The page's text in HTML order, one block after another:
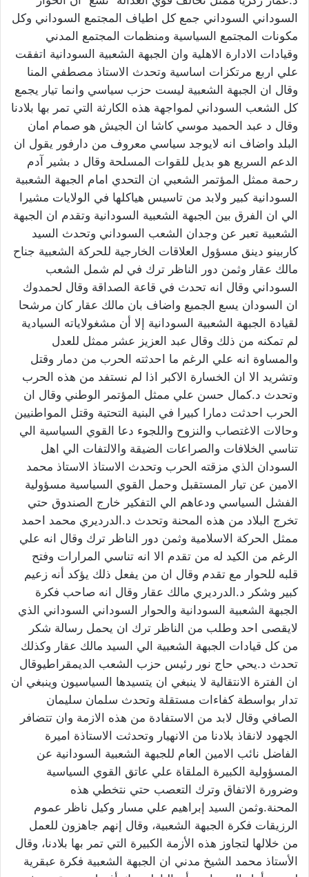
السوداني السوداني جمع كل اطياف المجتمع السوداني وكل
مكونات المجتمع السياسية ومنظمات المجتمع المدني
وقيادات الادارة الاهلية وان الجبهة الشعبية السودانية اتفقت
علي اربع مرتكزات اساسية وتحدث الاستاذ مصطفي المنا
وقال ان الجبهة الشعبية ليست حزب سياسي وانما تيار يجمع
كل الشعب السوداني لمواجهة هذه الكارثة التي تمر بها بلادنا
وقال د عبد الحميد موسي كاشا ان الجيش هو صمام امان
البلد واضاف انه لايوجد سياسي معروف من دارفور يقول ان
الدعم السريع هو بديل للقوات المسلحة وقال د بشير آدم
رحمة ممثل المؤتمر الشعبي ان التحدي امام الجبهة الشعبية
السودانية كبير ولابد من تاسيس هياكلها في الولايات مشيرا
الي ان الفرق بين الجبهة الشعبية السودانية وتقدم ان الجبهة
الشعبية تعبر عن وجدان الشعب السوداني وتحدث السيد
كاربينو دينق مسؤول العلاقات الخارجية للحركة الشعبية جناح
مالك عقار وثمن دور الناظر ترك في لم شمل الشعب
السوداني وقال انه تحدث في قاعة الصداقة وقال لحمدوك
ان السودان يسع الجميع واضاف بان مالك عقار كان مرشحا
لقيادة الجبهة الشعبية السودانية إلا أن مشغولاياته السيادية
لم تمكنه من ذلك وقال عبد العزيز عشر ممثل للعدل
والمساوة انه علي الرغم ما احدثته الحرب من دمار وقتل
وتشريد الا ان الخسارة الاكبر اذا لم نستفد من هذه الحرب
وتحدث د.كمال حسن علي ممثل المؤتمر الوطني وقال ان
الحرب احدثت دمارا كبيرا في البنية التحتية وقتل المواطنيين
وحالات الاغتصاب والنزوح واللجوء دعا القوي السياسية الي
تناسي الخلافات والصراعات الضيقة والالتفات الي اهل
السودان الذي مزقته الحرب وتحدث الاستاذ الاستاذ محمد
الامين عن تيار المستقبل وحمل القوي السياسية مسؤولية
الفشل السياسي ودعاهم الي التفكير خارج الصندوق حتي
تخرج البلاد من هذه المحنة وتحدث د.الدرديري محمد احمد
ممثل الحركة الاسلامية وثمن دور الناظر ترك وقال انه علي
الرغم من الكيد له من تقدم الا انه تناسي المرارات وفتح
قلبه للحوار مع تقدم وقال ان من يفعل ذلك يؤكد أنه زعيم
كبير وشكر د.الدرديري مالك عقار وقال انه صاحب فكرة
الجبهة الشعبية السودانية والحوار السوداني السوداني الذي
لايقصى احد وطلب من الناظر ترك ان يحمل رسالة شكر
من كل قيادات الجبهة الشعبية الي السيد مالك عقار وكذلك
تحدث د.يحي حاج نور رئيس حزب الشعب الديمقراطيوقال
ان الفترة الانتقالية لا ينبغي ان يتسيدها السياسيون وينبغي ان
تدار بواسطة كفاءات مستقلة وتحدث سلمان سليمان
الصافي وقال لابد من الاستفادة من هذه الازمة وان تتضافر
الجهود لانقاذ بلادنا من الانهيار وتحدثت الاستاذة اميرة
الفاضل نائب الامين العام للجبهة الشعبية السودانية عن
المسؤولية الكبيرة الملقاة علي عاتق القوي السياسية
وضرورة الاتفاق وترك التعصب حتي نتخطي هذه
المحنة.وثمن السيد إبراهيم علي مسار وكيل ناظر عموم
الرزيقات فكرة الجبهة الشعبية، وقال إنهم جاهزون للعمل
من خلالها لتجاوز هذه الأزمة الكبيرة التي تمر بها بلادنا، وقال
الأستاذ محمد الشيخ مدني ان الجبهة الشعبية فكرة عبقرية